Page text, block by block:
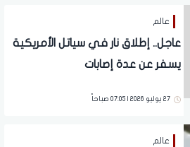
عالم
عاجل.. إطلاق نار في سياتل الأمريكية
يسفر عن عدة إصابات
27 يوليو 2026 | 07:05 صباحاً
عالم